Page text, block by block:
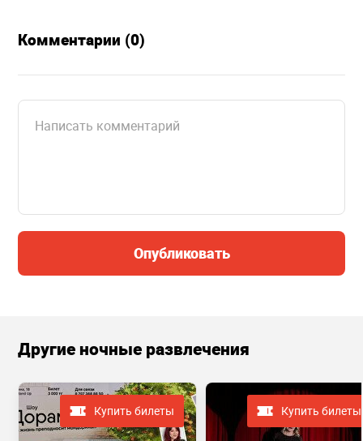
Комментарии (0)
Опубликовать
Другие ночные развлечения
Купить билеты Купить билеты